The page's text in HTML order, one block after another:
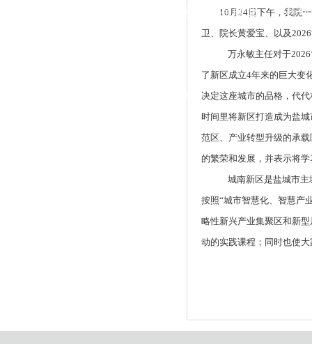
学生活动 招生与就业
科
工会活动
10月24日下午，我院
卫、院长黄爱宝、以及
万永敏主任对于
了新区成立4年来的巨大变
决定这座城市的品格，代
时间里将新区打造成为盐
范区、产业转型升级的承
的繁荣和发展，并表示将
城南新区是盐城市主
按照“城市智慧化、智慧产
略性新兴产业集聚区和新
动的实践课程；同时也使